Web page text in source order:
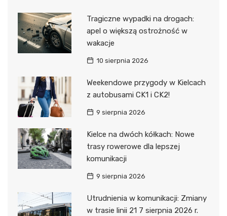
Tragiczne wypadki na drogach:
apel o większą ostrożność w
wakacje
10 sierpnia 2026
Weekendowe przygody w Kielcach
z autobusami CK1 i CK2!
9 sierpnia 2026
Kielce na dwóch kółkach: Nowe
trasy rowerowe dla lepszej
komunikacji
9 sierpnia 2026
Utrudnienia w komunikacji: Zmiany
w trasie linii 21 7 sierpnia 2026 r.